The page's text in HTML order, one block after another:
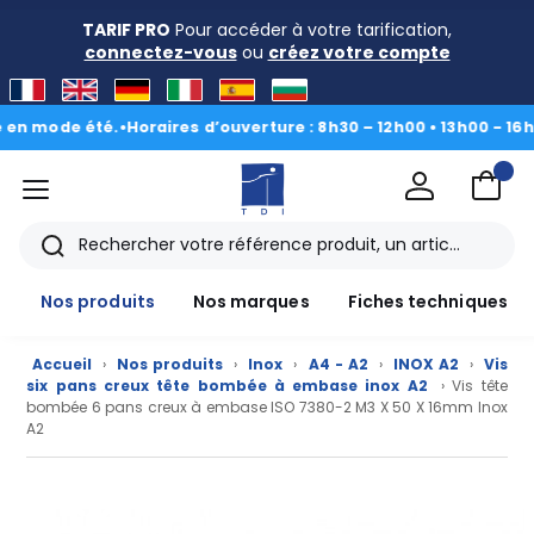
TARIF PRO Pour accéder à votre tarification,
connectez-vousou créez votre compte
été.•Horaires d’ouverture : 8h30 – 12h00 • 13h00 - 16h30|Du
menu
Rechercher
Nos produits
Nos marques Fiches techniques
Accueil › Nos produits › Inox › A4 - A2 › INOX A2 › Vis
six pans creux tête bombée à embase inox A2
› Vis tête
bombée 6 pans creux à embase ISO 7380-2 M3 X 50 X 16mm Inox
A2